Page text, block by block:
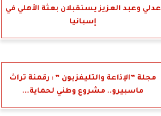
عدلي وعبد العزيز يستقبلان بعثة الأهلي في
إسبانيا
مجلة ”الإذاعة والتليفزيون ” : رقمنة تراث
ماسبيرو.. مشروع وطني لحماية...